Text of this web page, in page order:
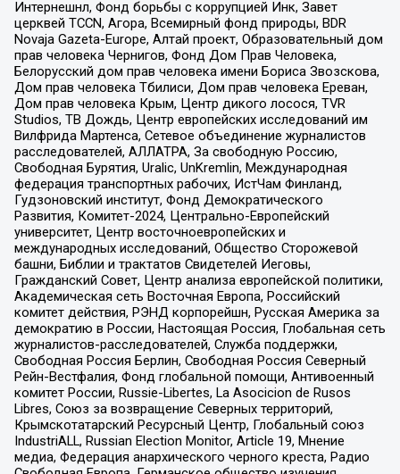
Интернешнл, Фонд борьбы с коррупцией Инк, Завет
церквей TCCN, Агора, Всемирный фонд природы, BDR
Novaja Gazeta-Europe, Алтай проект, Образовательный дом
прав человека Чернигов, Фонд Дом Прав Человека,
Белорусский дом прав человека имени Бориса Звозскова,
Дом прав человека Тбилиси, Дом прав человека Ереван,
Дом прав человека Крым, Центр дикого лосося, TVR
Studios, ТВ Дождь, Центр европейских исследований им
Вилфрида Мартенса, Сетевое объединение журналистов
расследователей, АЛЛАТРА, За свободную Россию,
Свободная Бурятия, Uralic, UnKremlin, Международная
федерация транспортных рабочих, ИстЧам Финланд,
Гудзоновский институт, Фонд Демократического
Развития, Комитет-2024, Центрально-Европейский
университет, Центр восточноевропейских и
международных исследований, Общество Сторожевой
башни, Библии и трактатов Свидетелей Иеговы,
Гражданский Совет, Центр анализа европейской политики,
Академическая сеть Восточная Европа, Российский
комитет действия, РЭНД корпорейшн, Русская Америка за
демократию в России, Настоящая Россия, Глобальная сеть
журналистов-расследователей, Служба поддержки,
Свободная Россия Берлин, Свободная Россия Северный
Рейн-Вестфалия, Фонд глобальной помощи, Антивоенный
комитет России, Russie-Libertes, La Asocicion de Rusos
Libres, Союз за возвращение Северных территорий,
Крымскотатарский Ресурсный Центр, Глобальный союз
IndustriALL, Russian Election Monitor, Article 19, Мнение
медиа, Федерация анархического черного креста, Радио